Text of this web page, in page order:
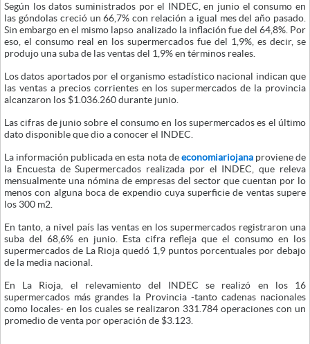
Según los datos suministrados por el INDEC, en junio el consumo en
las góndolas creció un 66,7% con relación a igual mes del año pasado.
Sin embargo en el mismo lapso analizado la inflación fue del 64,8%. Por
eso, el consumo real en los supermercados fue del 1,9%, es decir, se
produjo una suba de las ventas del 1,9% en términos reales.
Los datos aportados por el organismo estadístico nacional indican que
las ventas a precios corrientes en los supermercados de la provincia
alcanzaron los $1.036.260 durante junio.
Las cifras de junio sobre el consumo en los supermercados es el último
dato disponible que dio a conocer el INDEC.
La información publicada en esta nota deeconomiariojanaproviene de
la Encuesta de Supermercados realizada por el INDEC, que releva
mensualmente una nómina de empresas del sector que cuentan por lo
menos con alguna boca de expendio cuya superficie de ventas supere
los 300 m2.
En tanto, a nivel país las ventas en los supermercados registraron una
suba del 68,6% en junio. Esta cifra refleja que el consumo en los
supermercados de La Rioja quedó 1,9 puntos porcentuales por debajo
de la media nacional.
En La Rioja, el relevamiento del INDEC se realizó en los 16
supermercados más grandes la Provincia -tanto cadenas nacionales
como locales- en los cuales se realizaron 331.784 operaciones con un
promedio de venta por operación de $3.123.